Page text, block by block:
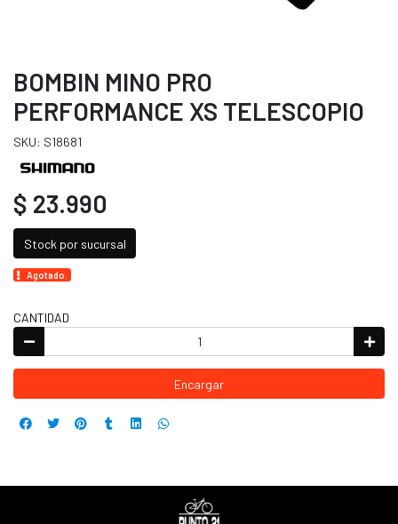
BOMBIN MINO PRO
PERFORMANCE XS TELESCOPIO
SKU: S18681
$ 23.990
Stock por sucursal
Agotado.
CANTIDAD
Encargar